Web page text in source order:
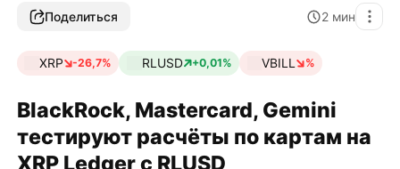
Поделиться 2 мин
XRP -26,7% RLUSD +0,01% VBILL %
BlackRock, Mastercard, Gemini
тестируют расчёты по картам на
XRP Ledger с RLUSD